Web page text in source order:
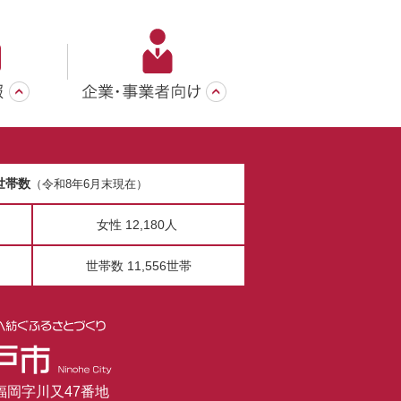
帯数（令和8年6月末現在）
女性 12,180人
世帯数 11,556世帯
字川又47番地